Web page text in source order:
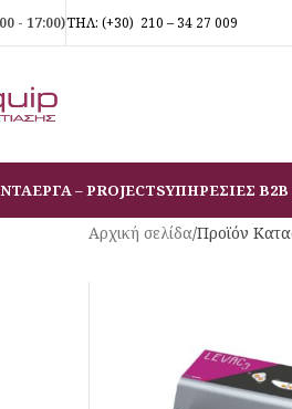
- 17:00)ΤΗΛ: (+30) 210 – 34 27 009
ΕΡΓΑ – PROJECTSΥΠΗΡΕΣΙΕΣ
Αρχική σελίδα/Προϊόν